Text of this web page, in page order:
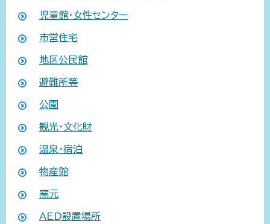
児童館・女性センター
市営住宅
地区公民館
避難所等
公園
観光・文化財
温泉・宿泊
物産館
窯元
AED設置場所